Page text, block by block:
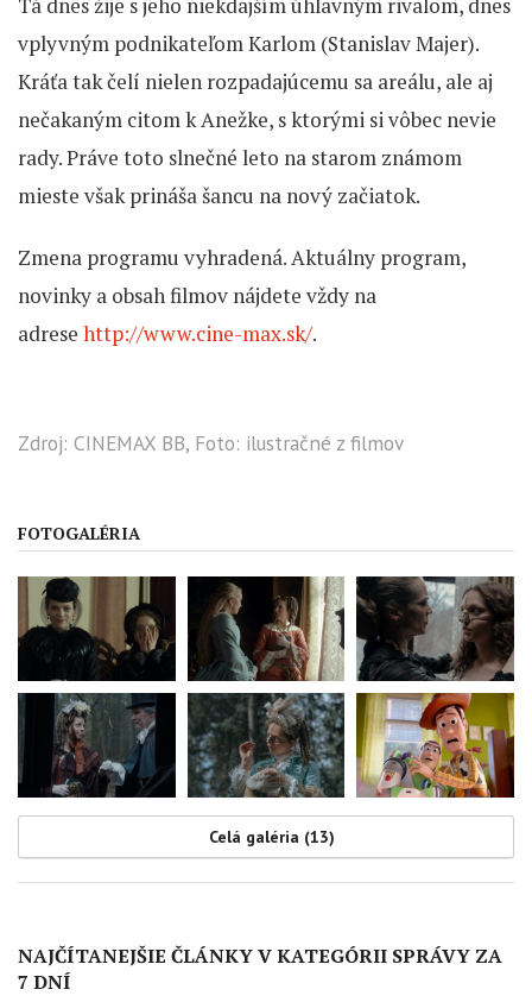
vplyvným podnikateľom Karlom (Stanislav Majer).
Kráťa tak čelí nielen rozpadajúcemu sa areálu, ale aj
nečakaným citom k Anežke, s ktorými si vôbec nevie
rady. Práve toto slnečné leto na starom známom
mieste však prináša šancu na nový začiatok.
Zmena programu vyhradená. Aktuálny program,
novinky a obsah filmov nájdete vždy na
adrese http://www.cine-max.sk/.
Zdroj: CINEMAX BB, Foto: ilustračné z filmov
FOTOGALÉRIA
Celá galéria (13)
NAJČÍTANEJŠIE ČLÁNKY V KATEGÓRII SPRÁVY ZA
7 DNÍ